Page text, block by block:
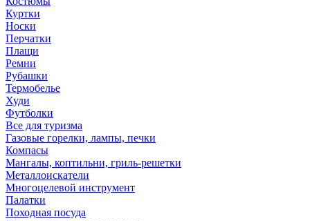
Куртки
Носки
Перчатки
Плащи
Ремни
Рубашки
Термобелье
Худи
Футболки
Все для туризма
Газовые горелки, лампы, печки
Компасы
Мангалы, коптильни, гриль-решетки
Металлоискатели
Многоцелевой инструмент
Палатки
Походная посуда